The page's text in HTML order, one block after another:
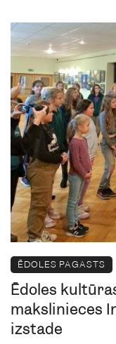
ĒDOLES PAGASTS
Ēdoles
mākslinieces
izstāde